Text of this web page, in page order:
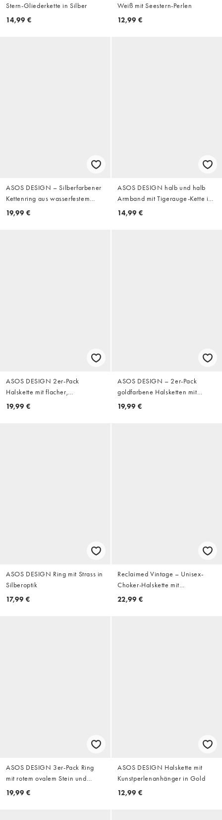
Stern-Gliederkette in Silber
14,99 €
Weiß mit Seestern-Perlen
12,99 €
ASOS DESIGN – Silberfarbener
Kettenring aus wasserfestem
Edelstahl
19,99 €
ASOS DESIGN halb und halb
Armband mit Tigerauge-Kette in
Gold
14,99 €
ASOS DESIGN 2er-Pack
Halskette mit flacher,
abgerundeter Kante, Perlen- und
19,99 €
ASOS DESIGN – 2er-Pack
goldfarbene Halsketten mit
perlenbesetzten Stein- und
19,99 €
ASOS DESIGN Ring mit Strass in
Silberoptik
17,99 €
Reclaimed Vintage – Unisex-
Choker-Halskette mit
Strasssteinen
22,99 €
ASOS DESIGN 3er-Pack Ring
mit rotem ovalem Stein und
gedrehtem Ring in Silber
19,99 €
ASOS DESIGN Halskette mit
Kunstperlenanhänger in Gold
12,99 €